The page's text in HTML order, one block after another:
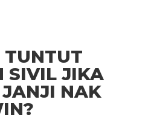
TUNTUT
SIVIL JIKA
NAK